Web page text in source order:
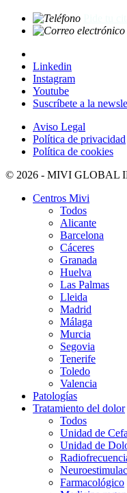
Linkedin
Instagram
Youtube
Suscríbete a la
Aviso Legal
Política de privacidad
Política de cookies
© 2026 - MIVI GLOBAL
Centros Mivi
Todos
Alicante
Barcelona
Cáceres
Granada
Huelva
Las Palmas
Lleida
Madrid
Málaga
Murcia
Segovia
Tenerife
Toledo
Valencia
Patologías
Tratamiento del dolor
Todos
Unidad de
Unidad de
Farmacológico